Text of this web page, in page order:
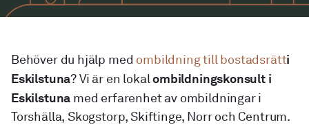
Råvindskonvertering
Kostnadskalkyl
Ränteupphandling
Intygsgivning
Finanspolicies
Underhållsplaner
Om oss
Kontakta oss
Behöver du hjälp med ombildning till bostadsrätti
Eskilstuna? Vi är en lokalombildningskonsult i
Eskilstuna med erfarenhet av ombildningar i
Torshälla, Skogstorp, Skiftinge, Norr och Centrum.